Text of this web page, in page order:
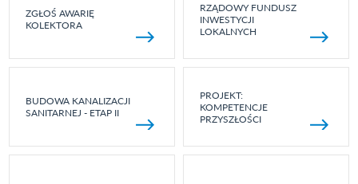
ZGŁOŚ AWARIĘ
KOLEKTORA
RZĄDOWY FUNDUSZ
INWESTYCJI
LOKALNYCH
BUDOWA KANALIZACJI
SANITARNEJ - ETAP II
PROJEKT:
KOMPETENCJE
PRZYSZŁOŚCI